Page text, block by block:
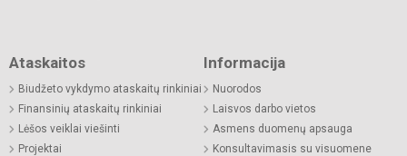
Ataskaitos
Biudžeto vykdymo ataskaitų rinkiniai
Finansinių ataskaitų rinkiniai
Lėšos veiklai viešinti
Projektai
Informacija
Nuorodos
Laisvos darbo vietos
Asmens duomenų apsauga
Konsultavimasis su visuomene